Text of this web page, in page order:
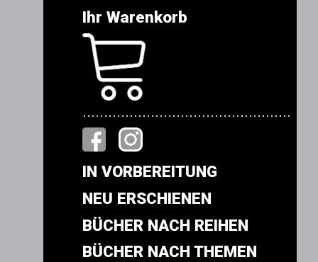
Ihr Warenkorb
.................................................
IN VORBEREITUNG
NEU ERSCHIENEN
BÜCHER NACH REIHEN
BÜCHER NACH THEMEN